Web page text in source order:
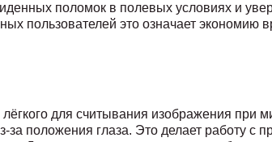
поломок в полевых условиях и
пользователей это означает экономию
для считывания изображения при
положения глаза. Это делает работу с